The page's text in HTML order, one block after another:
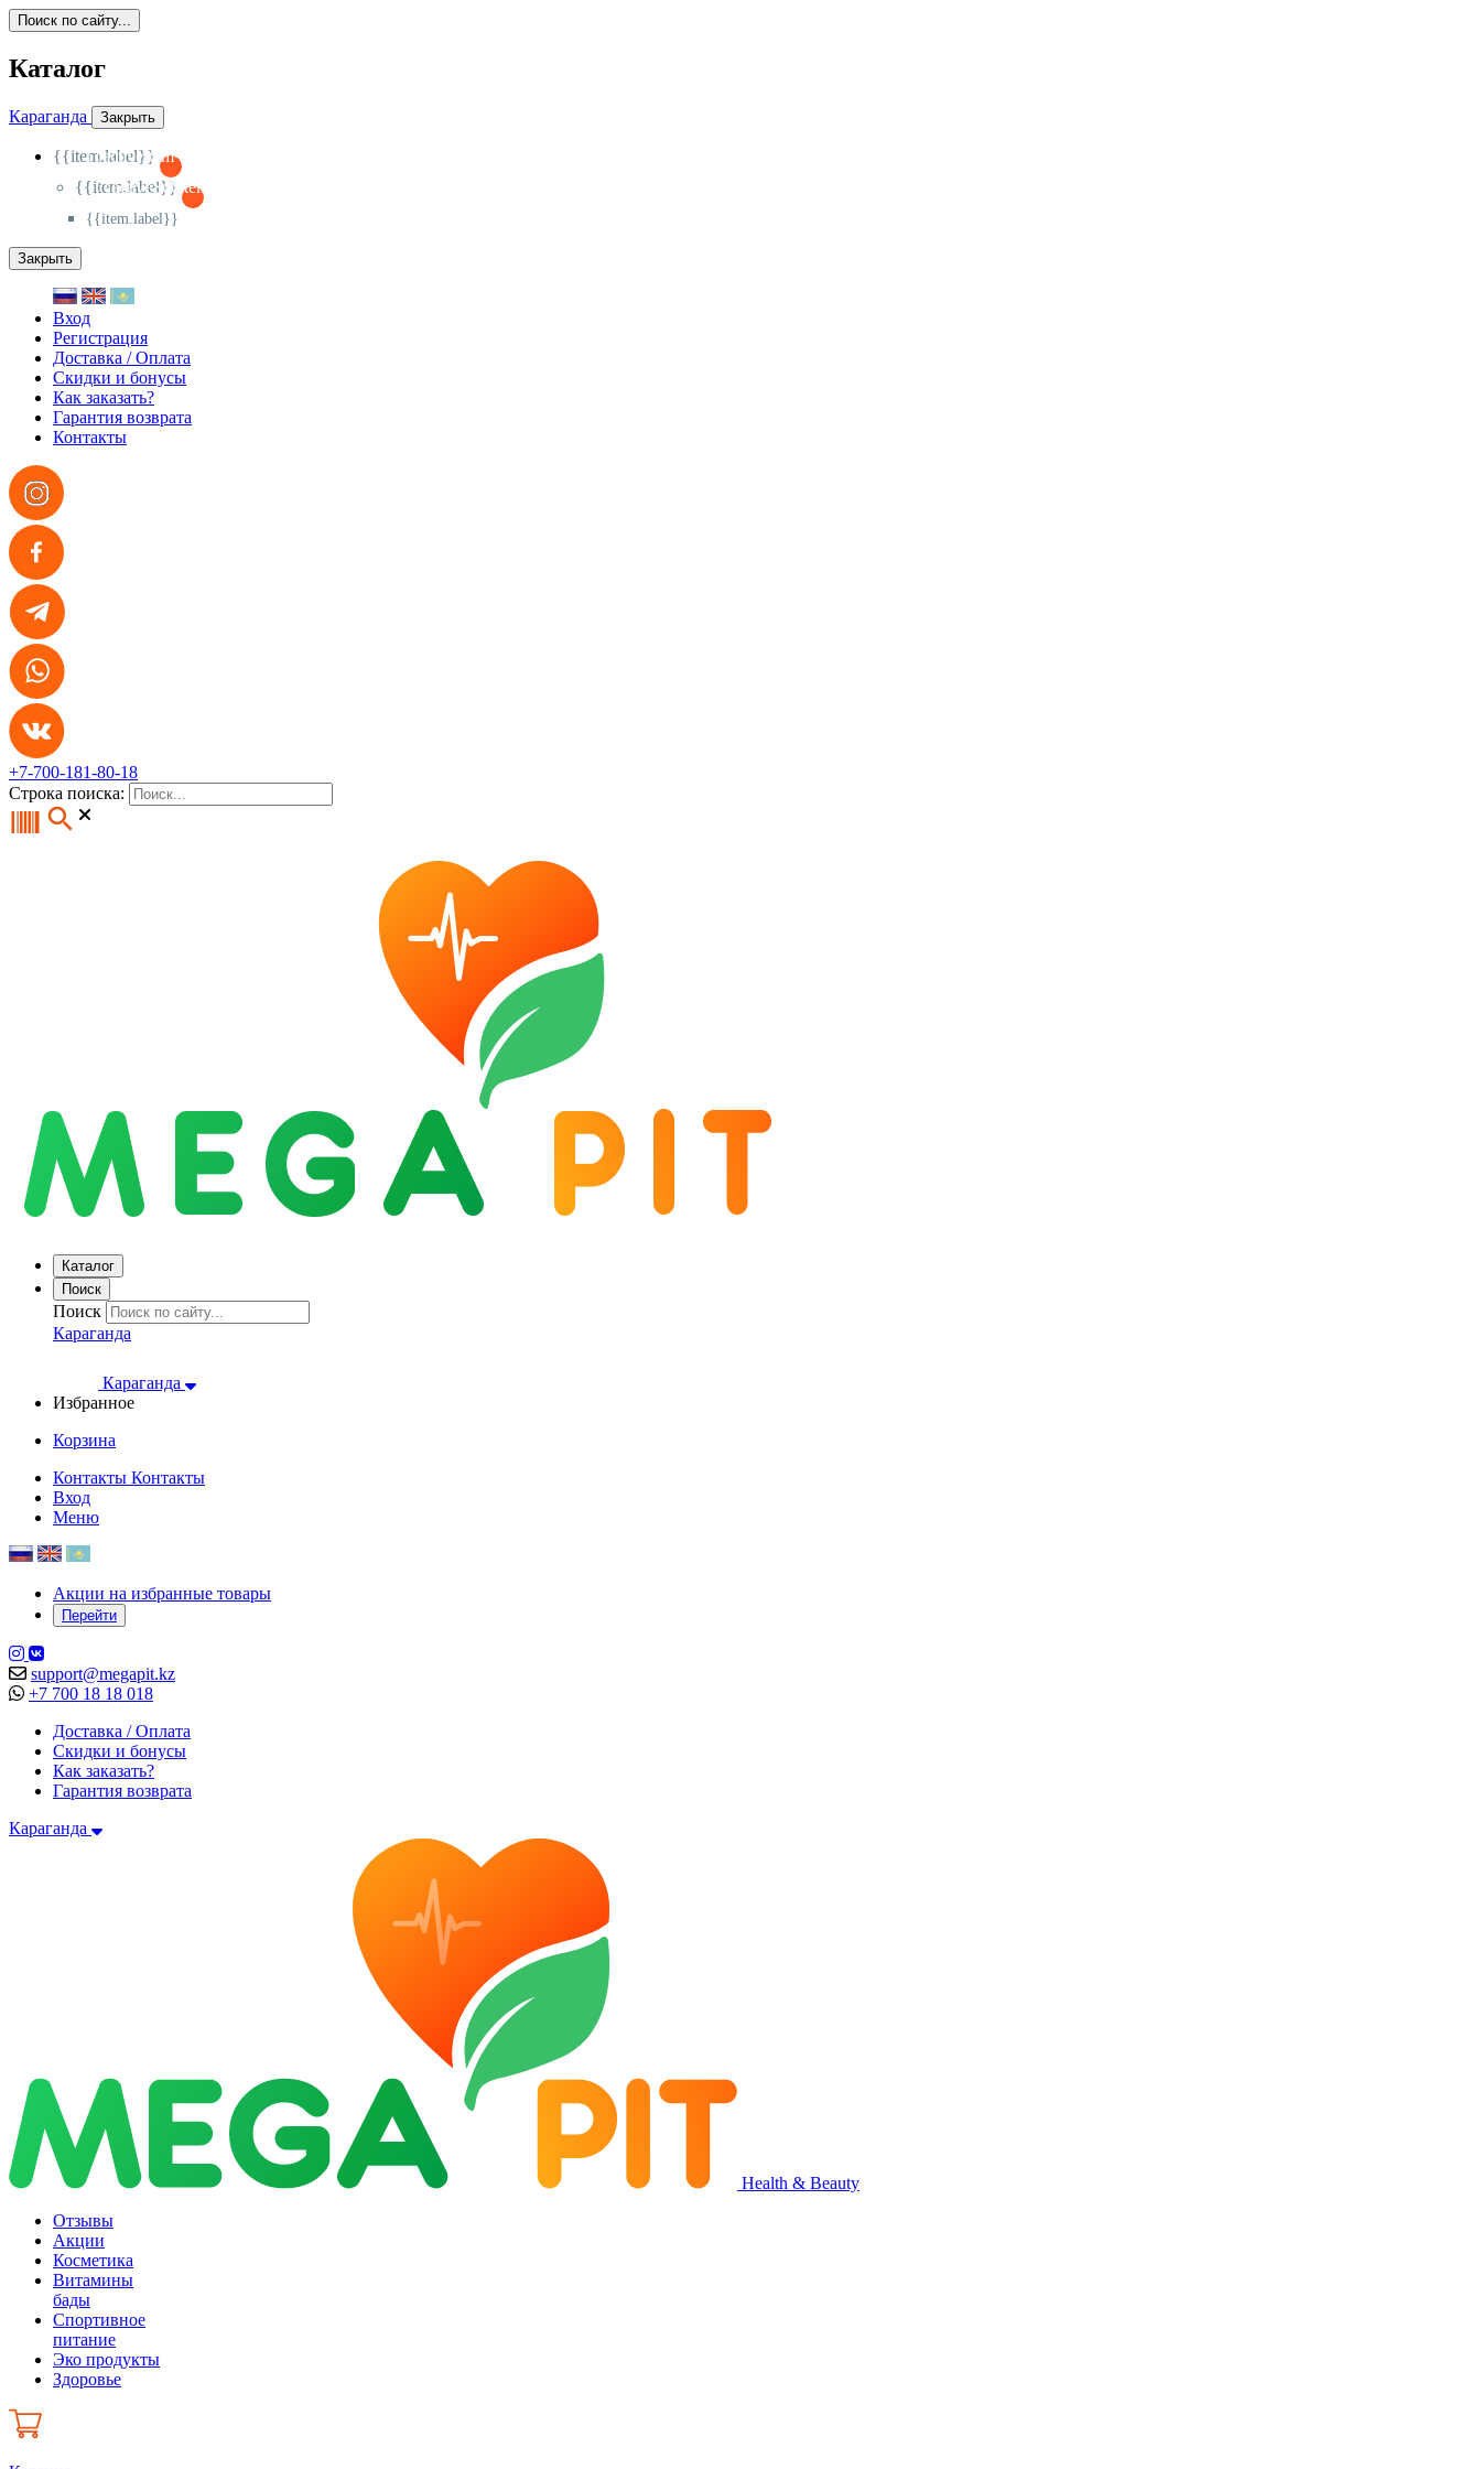
Поиск по сайту...
Каталог
Караганда Закрыть
{{item.label}}
{{activeItem==item.id?'-
{{item.label}}
{{activeSubitem==item.id?'-
{{item.label}}
Закрыть
Вход
Регистрация
Доставка / Оплата
Скидки и бонусы
Как заказать?
Гарантия возврата
Контакты
+7-700-181-80-18
Строка поиска:
Каталог
Поиск
Поиск
Караганда
Караганда
Избранное
Корзина
Контакты Контакты
Вход
Меню
Акции на избранные товары
Перейти
support@megapit.kz
+7 700 18 18 018
Доставка / Оплата
Скидки и бонусы
Как заказать?
Гарантия возврата
Караганда
Health & Beauty
Отзывы
Акции
Косметика
Витамины
бады
Спортивное
питание
Эко продукты
Здоровье